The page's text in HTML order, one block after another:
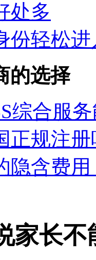
处多
份轻松
的选择
综合服
正规注
隐含费
家长